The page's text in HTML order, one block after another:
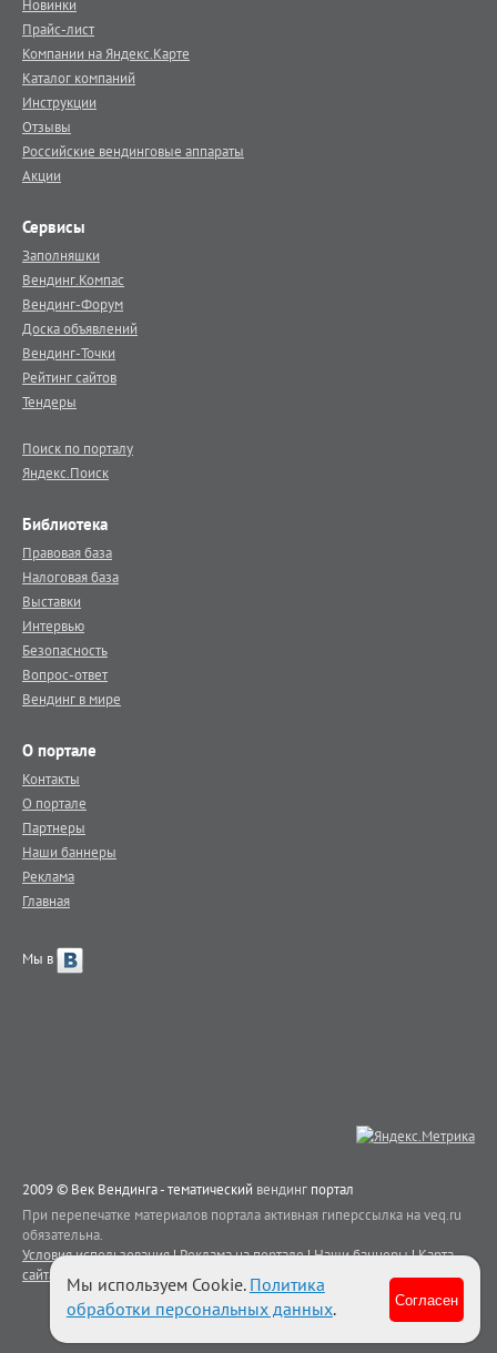
Новинки
Прайс-лист
Компании на Яндекс.Карте
Каталог компаний
Инструкции
Отзывы
Российские вендинговые аппараты
Акции
Сервисы
Заполняшки
Вендинг.Компас
Вендинг-Форум
Доска объявлений
Вендинг-Точки
Рейтинг сайтов
Тендеры
Поиск по порталу
Яндекс.Поиск
Библиотека
Правовая база
Налоговая база
Выставки
Интервью
Безопасность
Вопрос-ответ
Вендинг в мире
О портале
Контакты
О портале
Партнеры
Наши баннеры
Реклама
Главная
Мы в
2009 © Век Вендинга - тематический вендинг портал
При перепечатке материалов портала активная гиперссылка на veq.ru
обязательна.
Условия использования|Реклама на портале|Наши баннеры|Карта
сайта
Контакты
Мы используем Cookie. Политика
обработки персональных данных. Согласен